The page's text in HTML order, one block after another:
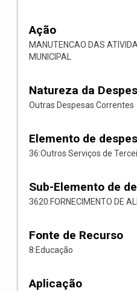
Ação
MANUTENCAO DAS
MUNICIPAL
Natureza da
Outras Despesas Correntes
Elemento de
36:Outros Serviços de
Sub-Elemento de
3620:FORNECIMENTO DE
Fonte de Recurso
8:Educação
Aplicação